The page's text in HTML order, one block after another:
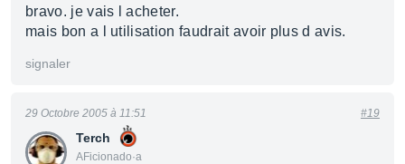
bravo. je vais l acheter.
mais bon a l utilisation faudrait avoir plus d avis.
signaler
Terch
AFicionado·a
29 Octobre 2005 à 11:51 #19